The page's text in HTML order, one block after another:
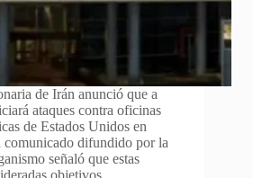
de Irán anunció que a
ataques contra oficinas
de Estados Unidos en
difundido por la
señaló que estas
objetivos…